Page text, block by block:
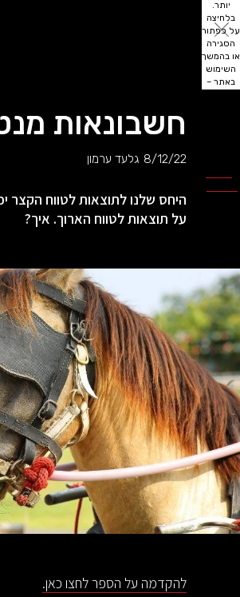
יותר.
בלחיצה
על כפתור
הסגירה
או בהמשך
השימוש
באתר –
חשבונאות
8/12/22 גלעד ערמון
היחס שלנו לתוצאות לטווח הקצר
על תוצאות לטווח הארוך. איך?
להקדמה על הספר לחצו כאן.